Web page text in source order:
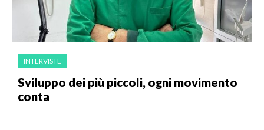
INTERVISTE
Sviluppo dei più piccoli, ogni movimento
conta